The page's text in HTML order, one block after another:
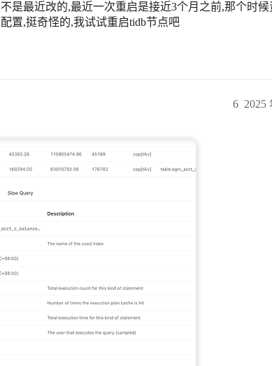
是最近改的,最近一次重启是接近3个月之前,那个时
置,挺奇怪的,我试试重启tidb节点吧
2025
6